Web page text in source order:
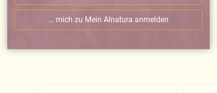
… mich zu Mein Alnatura anmelden